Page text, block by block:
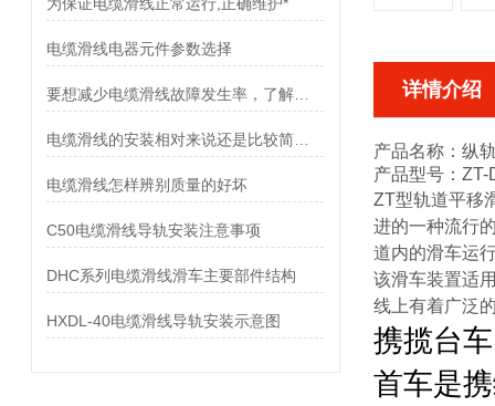
电缆滑线电器元件参数选择
电缆滑线怎样辨别质量的好坏
C50电缆滑线导轨安装注意事项
DHC系列电缆滑线滑车主要部件结构
HXDL-40电缆滑线导轨安装示意图
详情介绍
产品名称： 纵
产品型号： ZT-
ZT型轨道平移
进的一种流行
道内的滑车运
该滑车装置适
线上有着广泛
携揽台
首车是